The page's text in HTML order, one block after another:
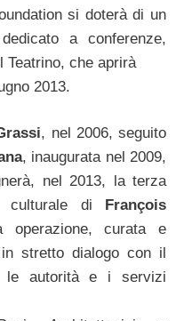
si doterà di un
a conferenze,
che aprirà
2013.
, nel 2006, seguito
, inaugurata nel 2009,
nel 2013, la terza
culturale di
François
operazione, curata e
stretto dialogo con il
le autorità e i servizi